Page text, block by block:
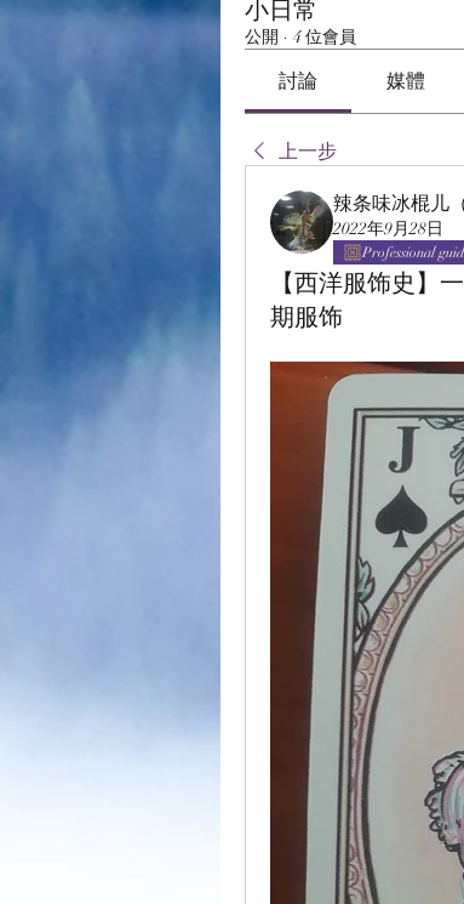
小日常
公開 · 4 位會員
討論 媒體
上一步
辣条味冰棍儿
2022年9月28日
Professional
【西洋服饰史】
期服饰